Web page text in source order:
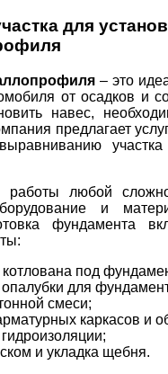
для
– это
от осадков и
навес,
предлагает
участка
любой
и
фундамента
котлована под
опалубки для
смеси;
каркасов и
и укладка щебня.